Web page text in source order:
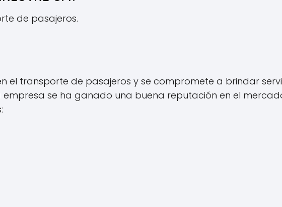
de pasajeros.
el transporte de pasajeros y se compromete a brindar
empresa se ha ganado una buena reputación en el